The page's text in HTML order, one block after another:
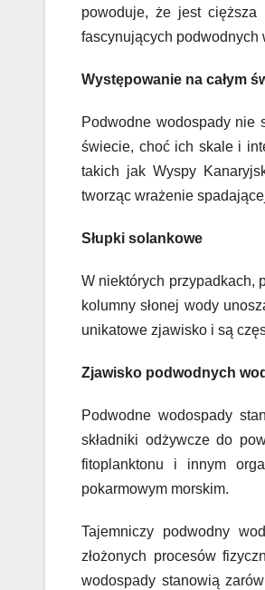
powoduje, że jest cięższa
fascynujących podwodnych
Występowanie na całym
Podwodne wodospady nie
świecie, choć ich skale i
takich jak Wyspy
tworząc wrażenie
Słupki solankowe
W niektórych przypadkach,
kolumny słonej wody
unikatowe zjawisko i są
Zjawisko podwodnych
Podwodne wodospady
składniki odżywcze do
fitoplanktonu i innym
pokarmowym morskim.
Tajemniczy podwodny
złożonych procesów
wodospady stanowią